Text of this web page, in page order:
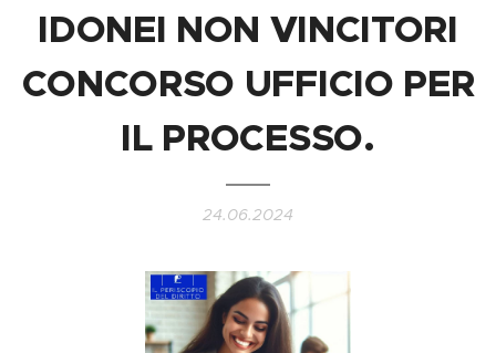
IDONEI NON VINCITORI
CONCORSO UFFICIO PER
IL PROCESSO.
24.06.2024